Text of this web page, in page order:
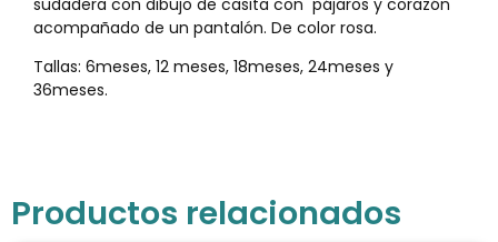
acompañado de un pantalón. De color rosa.
Tallas: 6meses, 12 meses, 18meses, 24meses y
36meses.
Productos relacionados